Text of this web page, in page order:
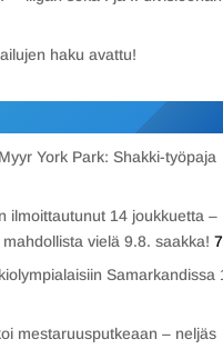
haku avattu!
York Park: Shakki-työpaja
ilmoittautunut 14 joukkuetta –
vielä 9.8. saakka!
Samarkandissa
mestaruusputkeaan – neljäs